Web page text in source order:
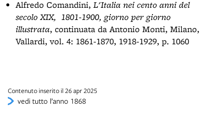
Alfredo Comandini, L'Italia nei cento anni del
secolo XIX, 1801-1900, giorno per giorno
illustrata, continuata da Antonio Monti, Milano,
Vallardi, vol. 4: 1861-1870, 1918-1929, p. 1060
Contenuto inserito il 26 apr 2025
vedi tutto l’anno 1868